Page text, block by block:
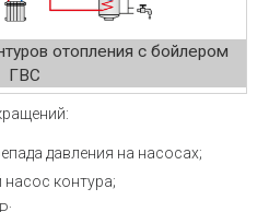
отопления с бойлером
ГВС
давления на насосах;
контура;